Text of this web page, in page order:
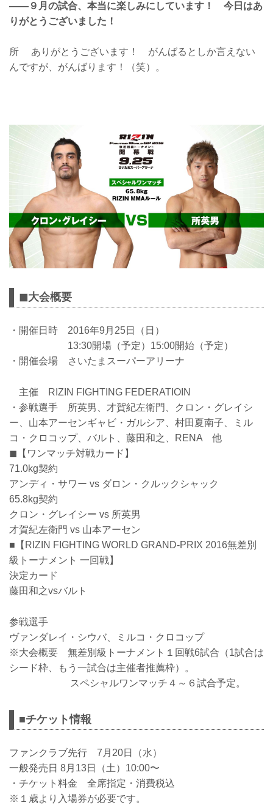
——９月の試合、本当に楽しみにしています！ 今日はあ
りがとうございました！
所 ありがとうございます！ がんばるとしか言えない
んですが、がんばります！（笑）。
◼︎大会概要
・開催日時 2016年9月25日（日）
13:30開場（予定）15:00開始（予定）
・開催会場 さいたまスーパーアリーナ
主催 RIZIN FIGHTING FEDERATIOIN
・参戦選手 所英男、才賀紀左衛門、クロン・グレイシ
ー、山本アーセンギャビ・ガルシア、村田夏南子、ミル
コ・クロコップ、バルト、藤田和之、RENA 他
◼︎【ワンマッチ対戦カード】
71.0kg契約
アンディ・サワー vs ダロン・クルックシャック
65.8kg契約
クロン・グレイシー vs 所英男
才賀紀左衛門 vs 山本アーセン
■【RIZIN FIGHTING WORLD GRAND-PRIX 2016無差別
級トーナメント 一回戦】
決定カード
藤田和之vsバルト
参戦選手
ヴァンダレイ・シウバ、ミルコ・クロコップ
※大会概要 無差別級トーナメント１回戦6試合（1試合は
シード枠、もう一試合は主催者推薦枠）。
スペシャルワンマッチ４～６試合予定。
■チケット情報
ファンクラブ先行 7月20日（水）
一般発売日 8月13日（土）10:00〜
・チケット料金 全席指定・消費税込
※１歳より入場券が必要です。